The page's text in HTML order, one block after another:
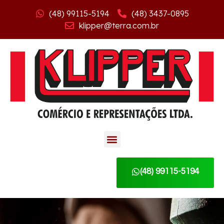
(48) 99115-5194
(48) 3437-0895
klipper@terra.com.br
(48) 99115-5194